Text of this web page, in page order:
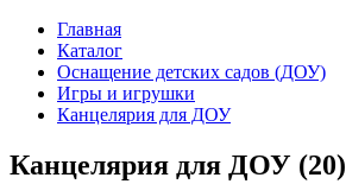
Главная
Каталог
Оснащение детских садов (ДОУ)
Игры и игрушки
Канцелярия для ДОУ
Канцелярия для ДОУ (20)